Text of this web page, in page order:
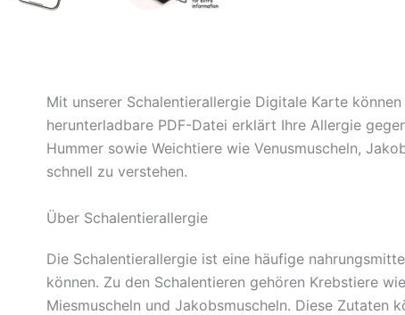
Mit unserer Schalentierallergie Digitale Karte
herunterladbare PDF-Datei erklärt Ihre Allergie
Hummer sowie Weichtiere wie Venusmuscheln,
schnell zu verstehen.
Über Schalentierallergie
Die Schalentierallergie ist eine häufige
können. Zu den Schalentieren gehören Krebstiere
Miesmuscheln und Jakobsmuscheln. Diese Zutaten